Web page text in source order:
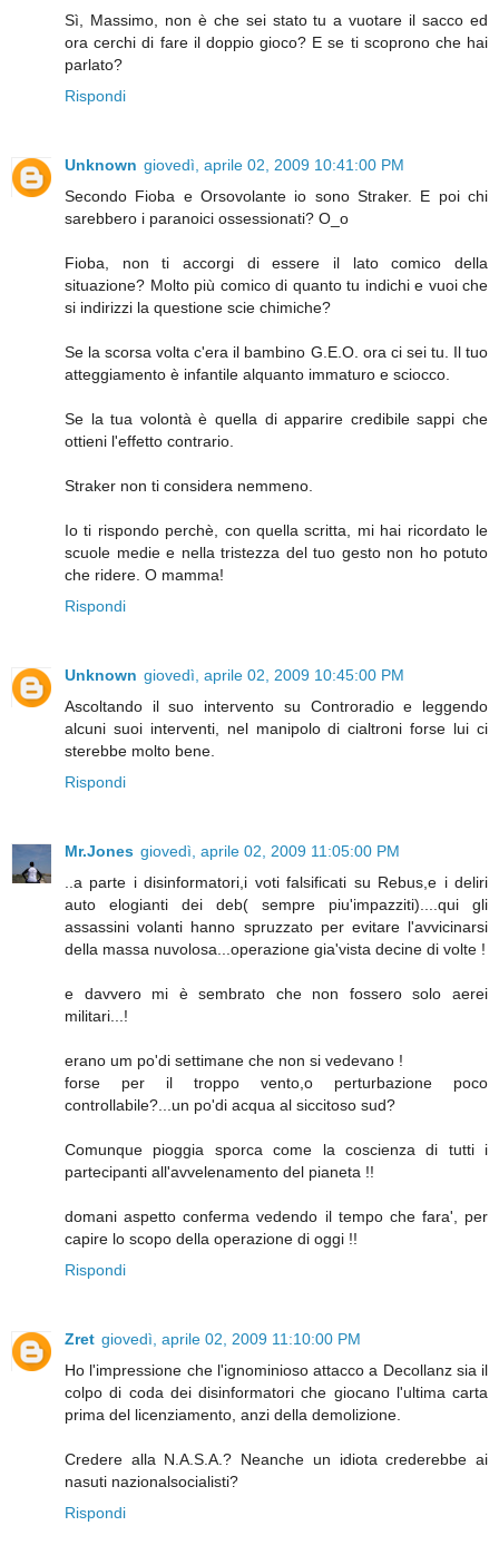
Sì, Massimo, non è che sei stato tu a vuotare il sacco ed
ora cerchi di fare il doppio gioco? E se ti scoprono che hai
parlato?
Rispondi
Unknown giovedì, aprile 02, 2009 10:41:00 PM
Secondo Fioba e Orsovolante io sono Straker. E poi chi
sarebbero i paranoici ossessionati? O_o
Fioba, non ti accorgi di essere il lato comico della
situazione? Molto più comico di quanto tu indichi e vuoi che
si indirizzi la questione scie chimiche?
Se la scorsa volta c'era il bambino G.E.O. ora ci sei tu. Il tuo
atteggiamento è infantile alquanto immaturo e sciocco.
Se la tua volontà è quella di apparire credibile sappi che
ottieni l'effetto contrario.
Straker non ti considera nemmeno.
Io ti rispondo perchè, con quella scritta, mi hai ricordato le
scuole medie e nella tristezza del tuo gesto non ho potuto
che ridere. O mamma!
Rispondi
Unknown giovedì, aprile 02, 2009 10:45:00 PM
Ascoltando il suo intervento su Controradio e leggendo
alcuni suoi interventi, nel manipolo di cialtroni forse lui ci
sterebbe molto bene.
Rispondi
Mr.Jones giovedì, aprile 02, 2009 11:05:00 PM
..a parte i disinformatori,i voti falsificati su Rebus,e i deliri
auto elogianti dei deb( sempre piu'impazziti)....qui gli
assassini volanti hanno spruzzato per evitare l'avvicinarsi
della massa nuvolosa...operazione gia'vista decine di volte !
e davvero mi è sembrato che non fossero solo aerei
militari...!
erano um po'di settimane che non si vedevano !
forse per il troppo vento,o perturbazione poco
controllabile?...un po'di acqua al siccitoso sud?
Comunque pioggia sporca come la coscienza di tutti i
partecipanti all'avvelenamento del pianeta !!
domani aspetto conferma vedendo il tempo che fara', per
capire lo scopo della operazione di oggi !!
Rispondi
Zret giovedì, aprile 02, 2009 11:10:00 PM
Ho l'impressione che l'ignominioso attacco a Decollanz sia il
colpo di coda dei disinformatori che giocano l'ultima carta
prima del licenziamento, anzi della demolizione.
Credere alla N.A.S.A.? Neanche un idiota crederebbe ai
nasuti nazionalsocialisti?
Rispondi